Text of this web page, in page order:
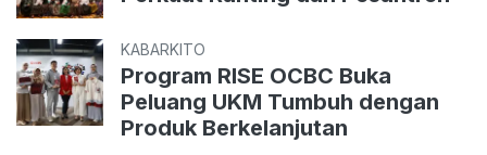
KABARKITO
Program RISE OCBC Buka
Peluang UKM Tumbuh dengan
Produk Berkelanjutan